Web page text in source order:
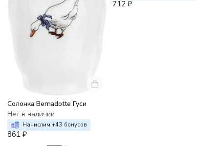
Солонка Bernadotte Гуси
Нет в наличии
Начислим +43 бонусов
861 ₽
712 ₽